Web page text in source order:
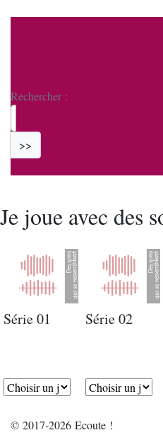
Rechercher :
>>
Je joue avec des
Série 01 Série 02
© 2017-2026 Ecoute !